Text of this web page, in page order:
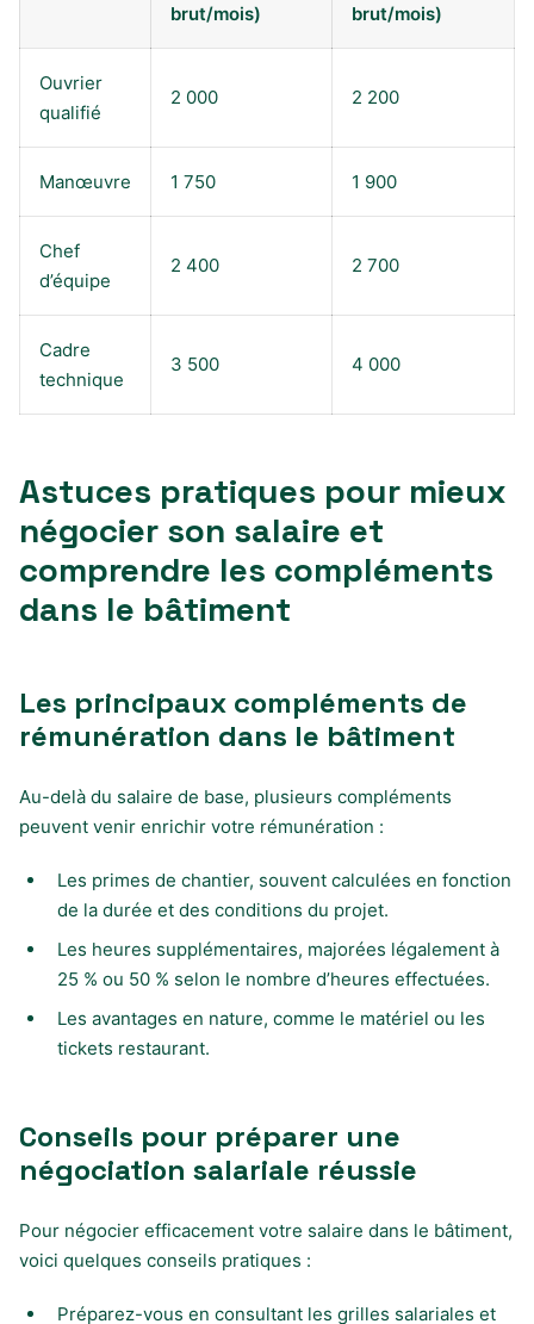
brut/mois)
brut/mois)
Ouvrier
qualifié
2 000 2 200
Manœuvre 1 750 1 900
Chef
d’équipe
2 400 2 700
Cadre
technique
3 500 4 000
Astuces pratiques pour mieux
négocier son salaire et
comprendre les compléments
dans le bâtiment
Les principaux compléments de
rémunération dans le bâtiment
Au-delà du salaire de base, plusieurs compléments
peuvent venir enrichir votre rémunération :
Les primes de chantier, souvent calculées en fonction
de la durée et des conditions du projet.
Les heures supplémentaires, majorées légalement à
25 % ou 50 % selon le nombre d’heures effectuées.
Les avantages en nature, comme le matériel ou les
tickets restaurant.
Conseils pour préparer une
négociation salariale réussie
Pour négocier efficacement votre salaire dans le bâtiment,
voici quelques conseils pratiques :
Préparez-vous en consultant les grilles salariales et